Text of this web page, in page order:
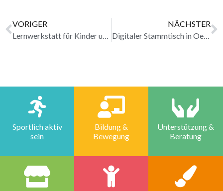
VORIGER
NÄCHSTER
Digitaler Stammtisch in Oestrich-Winkel erledigt
Sportlich aktiv
sein
Bildung &
Bewegung
Unterstützung &
Beratung